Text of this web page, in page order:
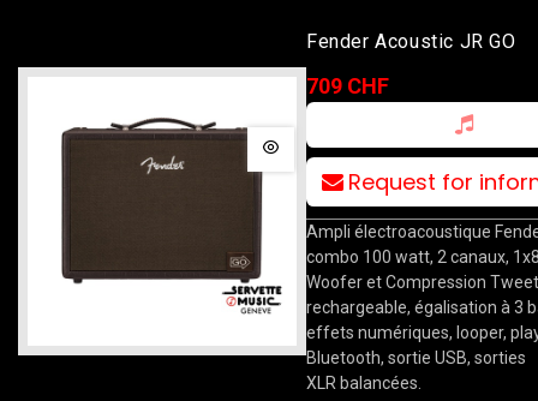
Fender Acoustic JR GO
709 CHF
Request for
Ampli électroacoustique
combo 100 watt, 2 canaux,
Woofer et Compression
rechargeable, égalisation à 3
effets numériques, looper,
Bluetooth, sortie USB, sorties
XLR balancées.